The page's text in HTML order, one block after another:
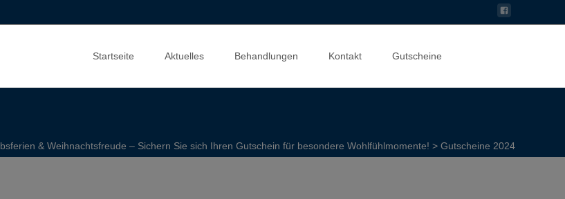
Startseite Aktuelles Behandlungen Kontakt Gutscheine
& Weihnachtsfreude – Sichern Sie sich Ihren Gutschein für besondere Wohlfühlmomente! > Gutscheine 2024